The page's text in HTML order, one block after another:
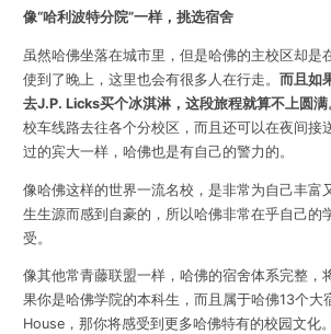
像“哈利波特分院”一样，挑选宿舍
虽然哈佛坐落在城市里，但是哈佛的主校区却是
使到了晚上，这里也会有很多人在行走。 而且如
去J.P. Licks买个冰淇淋，这段旅程就算不上圆满
校车线路去往各个分校区，而且还可以在夜间接
过的宾大一样，哈佛也是有自己的警力的。
像哈佛这样的世界一流名校，是非常为自己丰富
生生源而感到自豪的，所以哈佛非常在乎自己的
受。
像其他常青藤联盟一样，哈佛的宿舍体系完整，
果你是哈佛学院的本科生，而且属于哈佛13个大
House，那你将感受到更多哈佛特有的校园文化。